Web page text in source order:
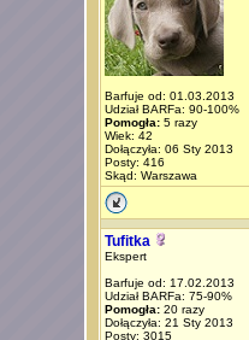
Barfuje od: 01.03.2013
Udział BARFa: 90-100%
Pomogła:5 razy
Wiek: 42
Dołączyła: 06 Sty 2013
Posty: 416
Skąd: Warszawa
Tufitka
Ekspert
Barfuje od: 17.02.2013
Udział BARFa: 75-90%
Pomogła:20 razy
Dołączyła: 21 Sty 2013
Posty: 3015